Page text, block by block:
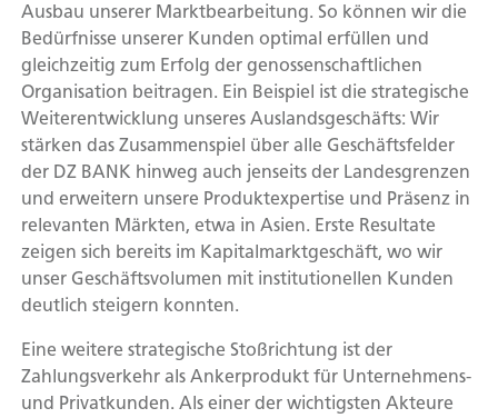
Ausbau unserer Marktbearbeitung. So können wir die
Bedürfnisse unserer Kunden optimal erfüllen und
gleichzeitig zum Erfolg der genossenschaftlichen
Organisation beitragen. Ein Beispiel ist die strategische
Weiterentwicklung unseres Auslandsgeschäfts: Wir
stärken das Zusammenspiel über alle Geschäftsfelder
der DZ BANK hinweg auch jenseits der Landesgrenzen
und erweitern unsere Produktexpertise und Präsenz in
relevanten Märkten, etwa in Asien. Erste Resultate
zeigen sich bereits im Kapitalmarktgeschäft, wo wir
unser Geschäftsvolumen mit institutionellen Kunden
deutlich steigern konnten.
Eine weitere strategische Stoßrichtung ist der
Zahlungsverkehr als Ankerprodukt für Unternehmens-
und Privatkunden. Als einer der wichtigsten Akteure